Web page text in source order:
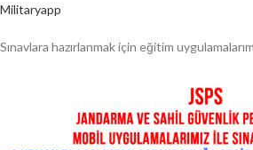
Militaryapp
Sınavlara hazırlanmak için eğitim